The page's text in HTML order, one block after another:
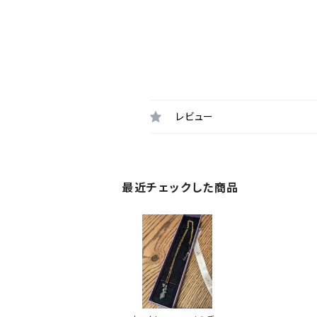
レビュー
最近チェックした商品